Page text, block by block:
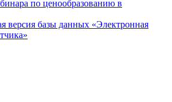
по ценообразованию в
версия базы данных «Электронная